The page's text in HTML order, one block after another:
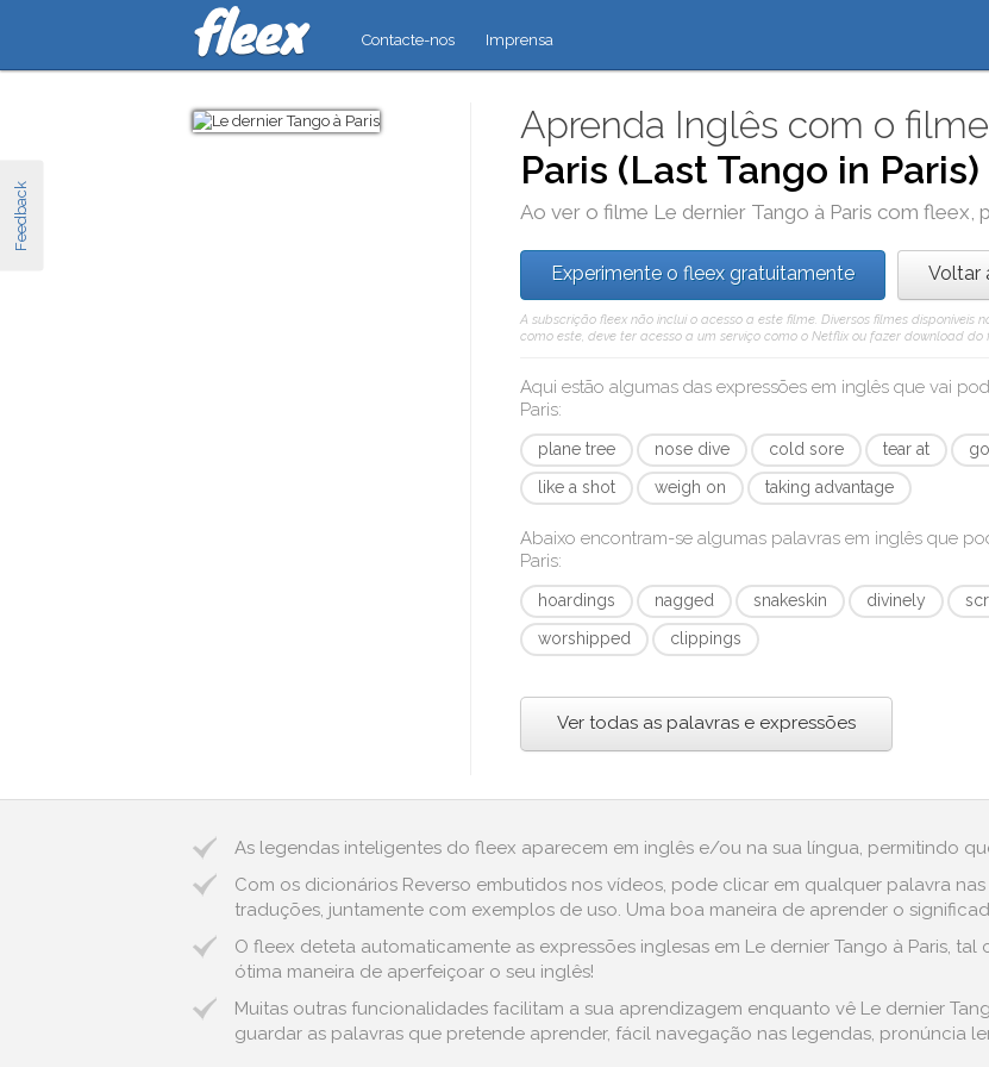
Feedback
Contacte-nos Imprensa
Aprenda Inglês com o filme
Paris (Last Tango in Paris)
Ao ver o filme Le dernier Tango à Paris comfleex,
Experimente o fleex gratuitamente Voltar
A subscrição fleex não inclui o acesso a este filme. Diversos filmes
como este, deve ter acesso a um serviço como o Netflix ou fazer download
Aqui estão algumas das expressões em inglês que vai
Paris:
plane tree nose dive cold sore tear at
like a shot
weigh on taking advantage
Abaixo encontram-se algumas palavras em inglês que
Paris:
hoardings nagged snakeskin divinely
worshipped
clippings
Ver todas as palavras e expressões
As legendas inteligentes do fleex aparecem em inglês e/ou na sua língua, permitindo
Com os dicionários Reverso embutidos nos vídeos, pode clicar em qualquer palavra
traduções, juntamente com exemplos de uso. Uma boa maneira de aprender o
O fleex deteta automaticamente as expressões inglesas em Le dernier Tango à Paris, tal
ótima maneira de aperfeiçoar o seu inglês!
Muitas outras funcionalidades facilitam a sua aprendizagem enquanto vê Le dernier
guardar as palavras que pretende aprender, fácil navegação nas legendas, pronúncia